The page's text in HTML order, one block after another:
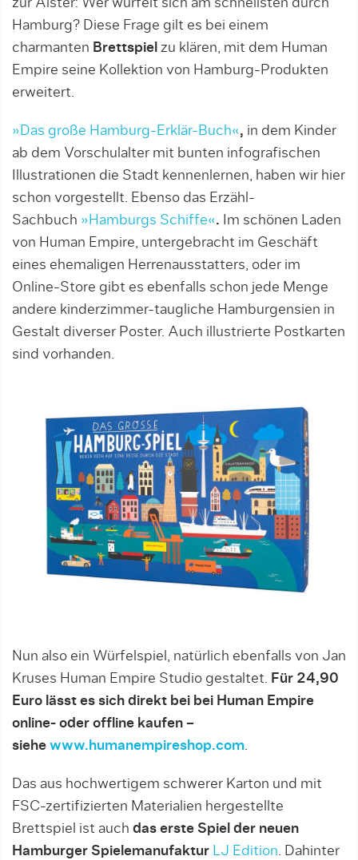
zur Alster: Wer würfelt sich am schnellsten durch
Hamburg? Diese Frage gilt es bei einem
charmanten Brettspiel zu klären, mit dem Human
Empire seine Kollektion von Hamburg-Produkten
erweitert.
»Das große Hamburg-Erklär-Buch«, in dem Kinder
ab dem Vorschulalter mit bunten infografischen
Illustrationen die Stadt kennenlernen, haben wir hier
schon vorgestellt. Ebenso das Erzähl-
Sachbuch »Hamburgs Schiffe«.
Im schönen Laden
von Human Empire, untergebracht im Geschäft
eines ehemaligen Herrenausstatters, oder im
Online-Store gibt es ebenfalls schon jede Menge
andere kinderzimmer-taugliche Hamburgensien in
Gestalt diverser Poster. Auch illustrierte Postkarten
sind vorhanden.
Nun also ein Würfelspiel, natürlich ebenfalls von Jan
Kruses Human Empire Studio gestaltet. Für 24,90
Euro lässt es sich direkt bei bei Human Empire
online- oder offline kaufen –
siehe www.humanempireshop.com.
Das aus hochwertigem schwerer Karton und mit
FSC-zertifizierten Materialien hergestellte
Brettspiel ist auch das erste Spiel der neuen
Hamburger Spielemanufaktur LJ Edition. Dahinter